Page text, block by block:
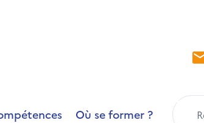
Où se former ?